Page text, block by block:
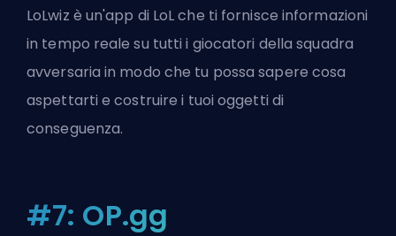
LoLwiz è un'app di LoL che ti fornisce informazioni
in tempo reale su tutti i giocatori della squadra
avversaria in modo che tu possa sapere cosa
aspettarti e costruire i tuoi oggetti di
conseguenza.
#7: OP.gg